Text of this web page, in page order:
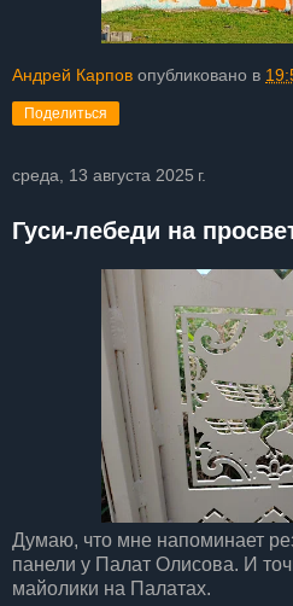
Андрей Карпов опубликовано в
Поделиться
среда, 13 августа 2025 г.
Гуси-лебеди на
Думаю, что мне напоминает
панели у Палат Олисова. И
майолики на Палатах.